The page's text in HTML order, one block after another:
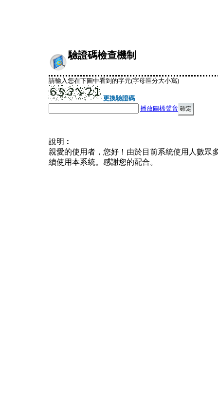
驗證碼檢查機制
請輸入您在下圖中看到的字元(字母區分大小寫)
更換驗證碼
播放圖檔聲音
說明︰
親愛的使用者，您好！由於目前系統使用人數眾
續使用本系統。感謝您的配合。